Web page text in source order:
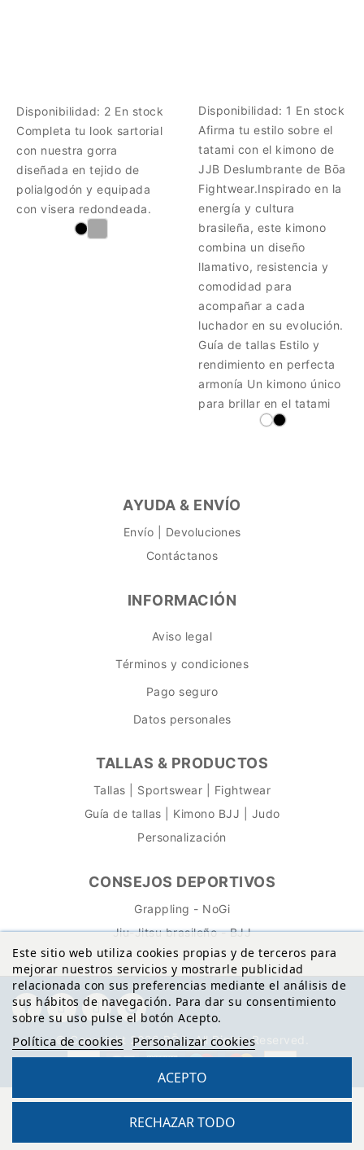
Disponibilidad: 2 En stock
Completa tu look sartorial
con nuestra gorra
diseñada en tejido de
polialgodón y equipada
con visera redondeada.
Disponibilidad: 1 En stock
Afirma tu estilo sobre el
tatami con el kimono de
JJB Deslumbrante de Bōa
Fightwear.Inspirado en la
energía y cultura
brasileña, este kimono
combina un diseño
llamativo, resistencia y
comodidad para
acompañar a cada
luchador en su evolución.
Guía de tallas Estilo y
rendimiento en perfecta
armonía Un kimono único
para brillar en el tatami
AYUDA & ENVÍO
Envío | Devoluciones
Contáctanos
INFORMACIÓN
Aviso legal
Términos y condiciones
Pago seguro
Datos personales
TALLAS & PRODUCTOS
Tallas | Sportswear | Fightwear
Guía de tallas | Kimono BJJ | Judo
Personalización
CONSEJOS DEPORTIVOS
Grappling - NoGi
Jiu-Jitsu brasileño - BJJ
Este sitio web utiliza cookies propias y de terceros para
mejorar nuestros servicios y mostrarle publicidad
relacionada con sus preferencias mediante el análisis de
sus hábitos de navegación. Para dar su consentimiento
sobre su uso pulse el botón Acepto.
Política de cookies Personalizar cookies
RECHAZAR TODO
ACEPTO
© Copyright 2026 BŌA. All Rights Reserved.